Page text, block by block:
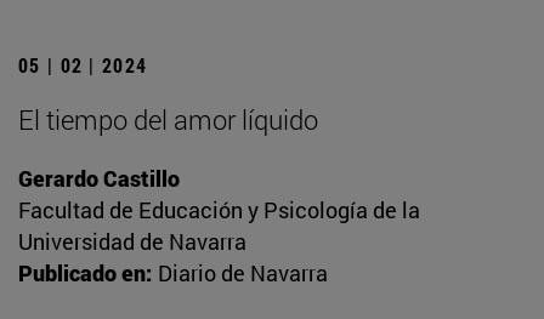
05 | 02 | 2024
El tiempo del amor líquido
Gerardo Castillo
Facultad de Educación y Psicología de la
Universidad de Navarra
Publicado en: Diario de Navarra